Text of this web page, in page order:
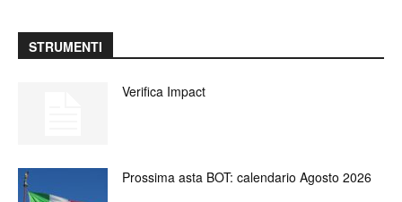
STRUMENTI
Verifica Impact
Prossima asta BOT: calendario Agosto 2026